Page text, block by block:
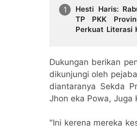
Hesti Haris:
TP PKK
Perkuat Literasi
Dukungan berikan
dikunjungi oleh
diantaranya Sekda
Jhon eka Powa, Juga
"Ini kerena mereka